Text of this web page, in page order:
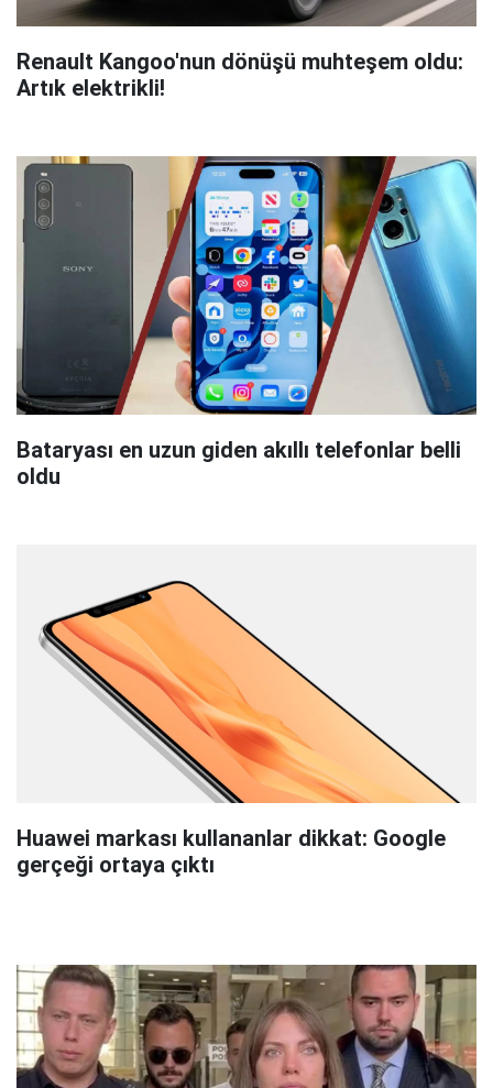
Renault Kangoo'nun dönüşü muhteşem oldu:
Artık elektrikli!
Bataryası en uzun giden akıllı telefonlar belli
oldu
Huawei markası kullananlar dikkat: Google
gerçeği ortaya çıktı